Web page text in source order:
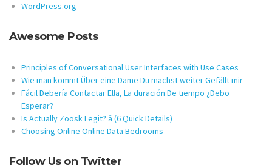
WordPress.org
Awesome Posts
Principles of Conversational User Interfaces with Use Cases
Wie man kommt Über eine Dame Du machst weiter Gefällt mir
Fácil Debería Contactar Ella, La duración De tiempo ¿Debo
Esperar?
Is Actually Zoosk Legit? â (6 Quick Details)
Choosing Online Online Data Bedrooms
Follow Us on Twitter